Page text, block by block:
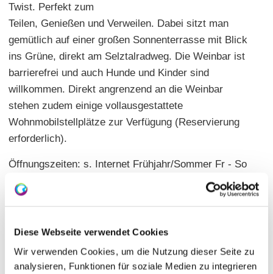
Diese Webseite verwendet Cookies
Wir verwenden Cookies, um die Nutzung dieser Seite zu
analysieren, Funktionen für soziale Medien zu integrieren
Twist. Perfekt zum
Teilen, Genießen und Verweilen. Dabei sitzt man
gemütlich auf einer großen Sonnenterrasse mit Blick
ins Grüne, direkt am Selztalradweg. Die Weinbar ist
barrierefrei und auch Hunde und Kinder sind
willkommen. Direkt angrenzend an die Weinbar
stehen zudem einige vollausgestattete
Wohnmobilstellplätze zur Verfügung (Reservierung
erforderlich).
Öffnungszeiten: s. Internet Frühjahr/Sommer Fr - So
Nachmittags/Abends
Hauptgerichte: 10,00 - 20,00 Euro
Termine: siehe Internetseite